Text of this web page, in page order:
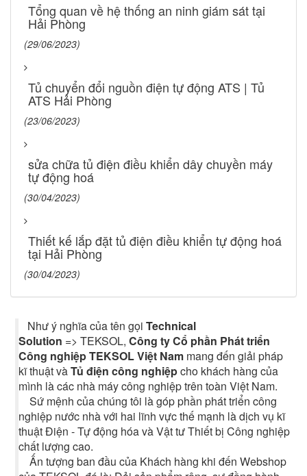
Tổng quan về hệ thống an ninh giám sát tại
Hải Phòng
(29/06/2023)
Tủ chuyển đổi nguồn điện tự động ATS | Tủ
ATS Hải Phòng
(23/06/2023)
sửa chữa tủ điện điều khiển dây chuyền máy
tự động hoá
(30/04/2023)
Thiết kế lắp đặt tủ điện điều khiển tự động hoá
tại Hải Phòng
(30/04/2023)
Như ý nghĩa của tên gọiTechnical
Solution => TEKSOL,Công ty Cổ phần Phát triển
Công nghiệp TEKSOL Việt Nam mang đến giải pháp
kĩ thuật vàTủ điện công nghiệpcho khách hàng của
mình là các nhà máy công nghiệp trên toàn Việt Nam.
Sứ mệnh của chúng tôi là góp phần phát triển công
nghiệp nước nhà với hai lĩnh vực thế mạnh là dịch vụ kĩ
thuật Điện - Tự động hóa và Vật tư Thiết bị Công nghiệp
chất lượng cao.
Ấn tượng ban đầu của Khách hàng khi đến Webshop